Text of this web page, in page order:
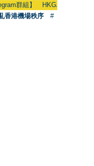
組】 HKGAY.net has already
香港機場秩序
#